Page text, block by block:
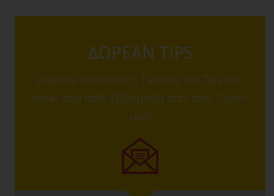
ΔΩΡΕΑΝ TIPS
Δωρέαν Συμβουλές, Γνώσεις και Tips στο
email σου κάθε εβδομάδα από τους Coach
μας!